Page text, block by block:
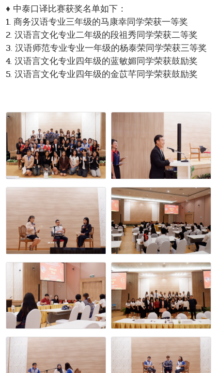
♦ 中泰口译比赛获奖名单如下：
1. 商务汉语专业三年级的马康幸同学荣获一等奖
2. 汉语言文化专业二年级的段祖秀同学荣获二等奖
3. 汉语师范专业专业一年级的杨泰荣同学荣获三等奖
4. 汉语言文化专业四年级的蓝敏媚同学荣获鼓励奖
5. 汉语言文化专业四年级的金苡芊同学荣获鼓励奖